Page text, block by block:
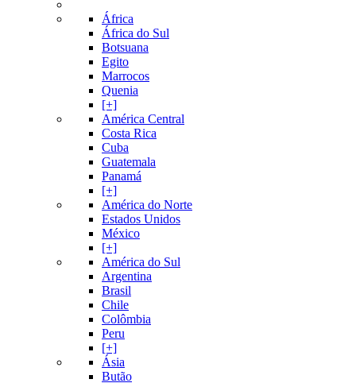
África
África do Sul
Botsuana
Egito
Marrocos
Quenia
[+]
América Central
Costa Rica
Cuba
Guatemala
Panamá
[+]
América do Norte
Estados Unidos
México
[+]
América do Sul
Argentina
Brasil
Chile
Colômbia
Peru
[+]
Ásia
Butão